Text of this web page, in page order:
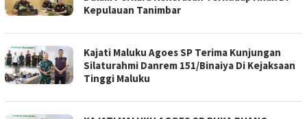
Kepulauan Tanimbar
Kajati Maluku Agoes SP Terima Kunjungan
Silaturahmi Danrem 151/Binaiya Di Kejaksaan
Tinggi Maluku